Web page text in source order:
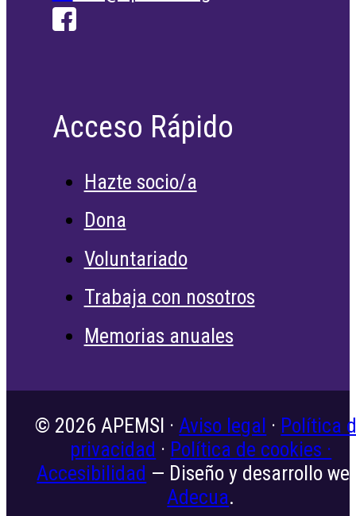
Acceso Rápido
Hazte socio/a
Dona
Voluntariado
Trabaja con nosotros
Memorias anuales
© 2026 APEMSI · Aviso legal · Política
privacidad · Política de cookies ·
Accesibilidad — Diseño y desarrollo
Adecua.